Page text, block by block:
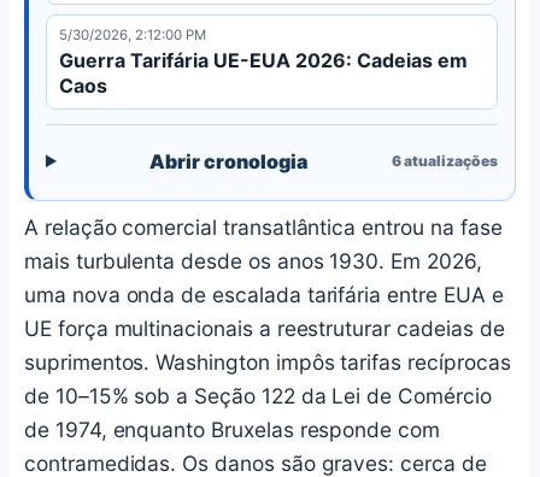
5/30/2026, 2:12:00 PM
Guerra Tarifária UE-EUA 2026: Cadeias em
Caos
Abrir cronologia 6atualizações
A relação comercial transatlântica entrou na fase
mais turbulenta desde os anos 1930. Em 2026,
uma nova onda de escalada tarifária entre EUA e
UE força multinacionais a reestruturar cadeias de
suprimentos. Washington impôs tarifas recíprocas
de 10–15% sob a Seção 122 da Lei de Comércio
de 1974, enquanto Bruxelas responde com
contramedidas. Os danos são graves: cerca de